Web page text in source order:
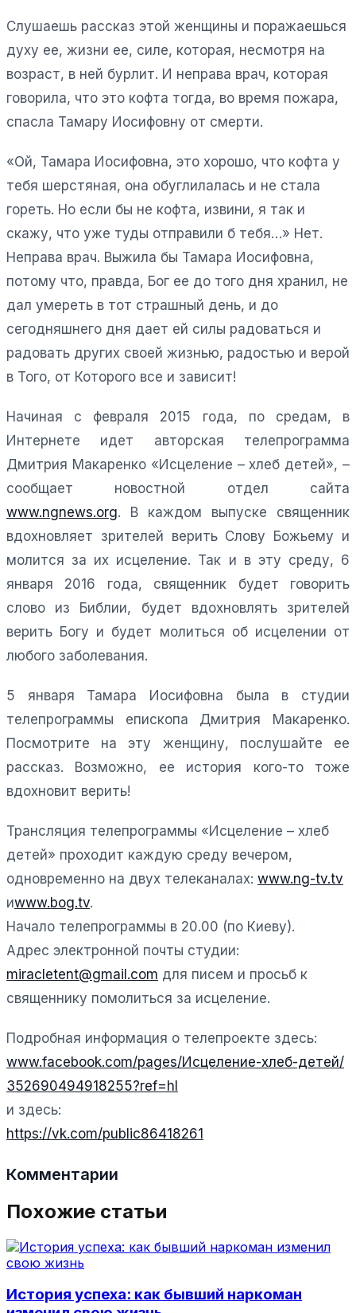
Слушаешь рассказ этой женщины и поражаешься
духу ее, жизни ее, силе, которая, несмотря на
возраст, в ней бурлит. И неправа врач, которая
говорила, что это кофта тогда, во время пожара,
спасла Тамару Иосифовну от смерти.
«Ой, Тамара Иосифовна, это хорошо, что кофта у
тебя шерстяная, она обуглилалась и не стала
гореть. Но если бы не кофта, извини, я так и
скажу, что уже туды отправили б тебя…» Нет.
Неправа врач. Выжила бы Тамара Иосифовна,
потому что, правда, Бог ее до того дня хранил, не
дал умереть в тот страшный день, и до
сегодняшнего дня дает ей силы радоваться и
радовать других своей жизнью, радостью и верой
в Того, от Которого все и зависит!
Начиная с февраля 2015 года, по средам, в
Интернете идет авторская телепрограмма
Дмитрия Макаренко «Исцеление – хлеб детей», –
сообщает новостной отдел сайта
www.ngnews.org. В каждом выпуске священник
вдохновляет зрителей верить Слову Божьему и
молится за их исцеление. Так и в эту среду, 6
января 2016 года, священник будет говорить
слово из Библии, будет вдохновлять зрителей
верить Богу и будет молиться об исцелении от
любого заболевания.
5 января Тамара Иосифовна была в студии
телепрограммы епископа Дмитрия Макаренко.
Посмотрите на эту женщину, послушайте ее
рассказ. Возможно, ее история кого-то тоже
вдохновит верить!
Трансляция телепрограммы «Исцеление – хлеб
детей» проходит каждую среду вечером,
одновременно на двух телеканалах: www.ng-tv.tv
иwww.bog.tv.
Начало телепрограммы в 20.00 (по Киеву).
Адрес электронной почты студии:
miracletent@gmail.com для писем и просьб к
священнику помолиться за исцеление.
Подробная информация о телепроекте здесь:
www.facebook.com/pages/Исцеление-хлеб-детей/
352690494918255?ref=hl
и здесь:
https://vk.com/public86418261
Комментарии
Похожие статьи
История успеха: как бывший наркоман